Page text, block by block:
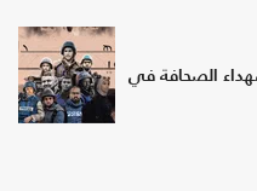
شهداء الصحافة في